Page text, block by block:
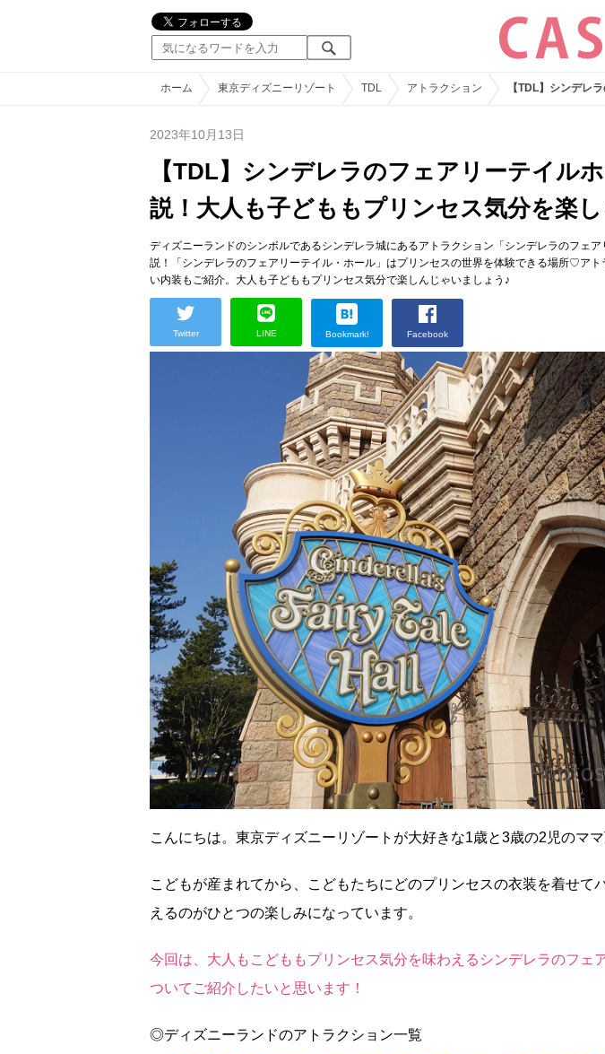
ホーム 東京ディズニーリゾート TDL アトラクション 【TDL】シンデレ
2023年10月13日
【TDL】シンデレラのフェアリーテイル
説！大人も子どももプリンセス気分を楽
ディズニーランドのシンボルであるシンデレラ城にあるアトラクション「シンデレラのフェ
説！「シンデレラのフェアリーテイル・ホール」はプリンセスの世界を体験できる場所♡アト
い内装もご紹介。大人も子どももプリンセス気分で楽しんじゃいましょう♪
Twitter LINE Bookmark! Facebook
こんにちは。東京ディズニーリゾートが大好きな1歳と3歳の2児のママ
こどもが産まれてから、こどもたちにどのプリンセスの衣装を着せて
えるのがひとつの楽しみになっています。
今回は、大人もこどももプリンセス気分を味わえるシンデレラのフェ
ついてご紹介したいと思います！
◎ディズニーランドのアトラクション一覧